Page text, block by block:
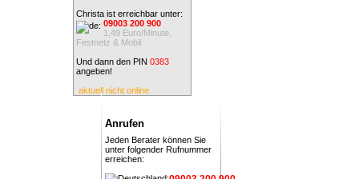
Christa ist erreichbar unter:
09003 200 900
1,49 Euro/Minute,
Festnetz & Mobil
Und dann den PIN 0383
angeben!
aktuell nicht online
Anrufen
Jeden Berater können Sie
unter folgender Rufnummer
erreichen: